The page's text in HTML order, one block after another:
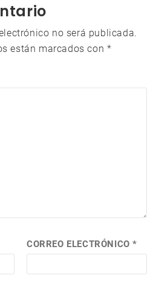
no será publicada.
están marcados con *
CORREO ELECTRÓNICO*